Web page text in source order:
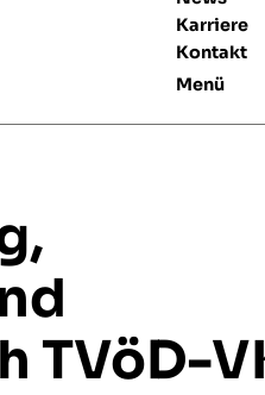
Karriere
Kontakt
Menü
TVöD-